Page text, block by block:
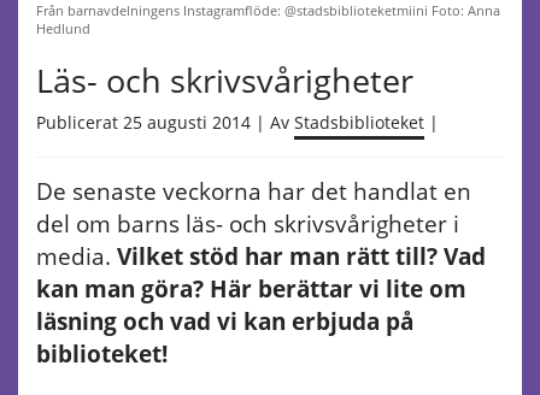
Från barnavdelningens Instagramflöde: @stadsbiblioteketmiini Foto: Anna
Hedlund
Läs- och skrivsvårigheter
Publicerat 25 augusti 2014 | Av Stadsbiblioteket
De senaste veckorna har det handlat en
del om barns läs- och skrivsvårigheter i
media. Vilket stöd har man rätt till? Vad
kan man göra? Här berättar vi lite om
läsning och vad vi kan erbjuda på
biblioteket!